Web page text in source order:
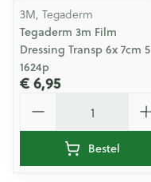
3M, Tegaderm
Tegaderm 3m Film
Dressing Transp 6x 7cm 5
1624p
€ 6,95
Bestel